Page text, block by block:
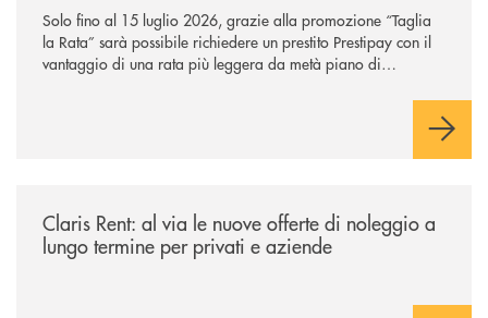
Solo fino al 15 luglio 2026, grazie alla promozione “Taglia
la Rata” sarà possibile richiedere un prestito Prestipay con il
vantaggio di una rata più leggera da metà piano di
Claris Rent: al via le nuove offerte di noleggio a
lungo termine per privati e aziende